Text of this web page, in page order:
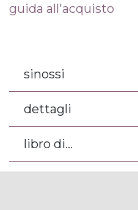
guida all'acquisto
sinossi
dettagli
libro di...